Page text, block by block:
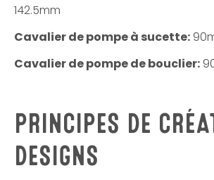
142.5mm
Cavalier de pompe à sucette:
Cavalier de pompe de bouclier:
PRINCIPES DE
DESIGNS